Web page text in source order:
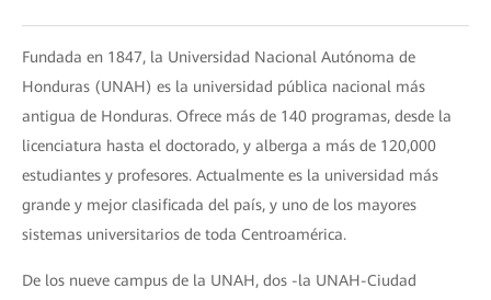
Fundada en 1847, la Universidad Nacional Autónoma de
Honduras (UNAH) es la universidad pública nacional más
antigua de Honduras. Ofrece más de 140 programas, desde la
licenciatura hasta el doctorado, y alberga a más de 120,000
estudiantes y profesores. Actualmente es la universidad más
grande y mejor clasificada del país, y uno de los mayores
sistemas universitarios de toda Centroamérica.
De los nueve campus de la UNAH, dos -la UNAH-Ciudad